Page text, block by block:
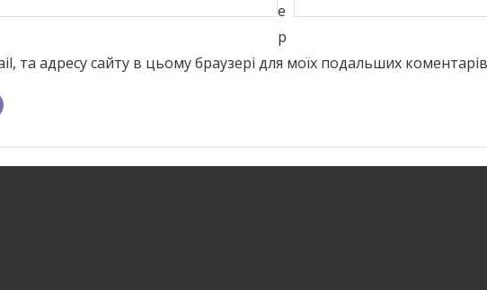
е
р
та адресу сайту в цьому браузері для моїх подальших